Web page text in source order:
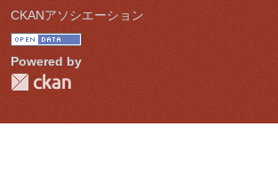
CKANアソシエーション
Powered by